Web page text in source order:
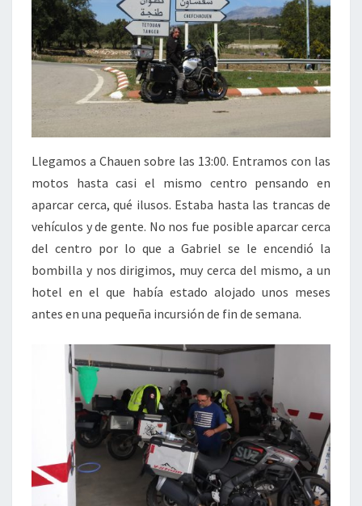
Llegamos a Chauen sobre las 13:00. Entramos con las
motos hasta casi el mismo centro pensando en
aparcar cerca, qué ilusos. Estaba hasta las trancas de
vehículos y de gente. No nos fue posible aparcar cerca
del centro por lo que a Gabriel se le encendió la
bombilla y nos dirigimos, muy cerca del mismo, a un
hotel en el que había estado alojado unos meses
antes en una pequeña incursión de fin de semana.